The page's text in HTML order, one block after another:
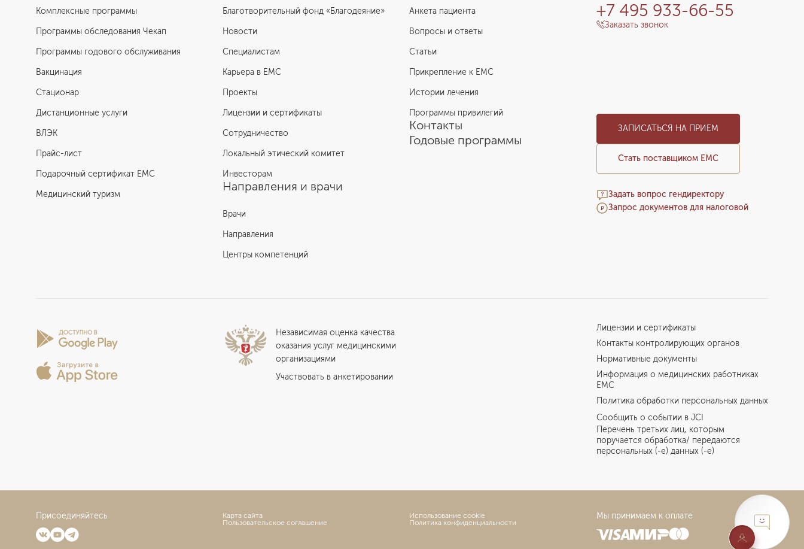
Благотворительный фонд «Благодеяние»
Новости
Специалистам
Карьера в ЕМС
Проекты
Лицензии и сертификаты
Сотрудничество
Локальный этический комитет
Инвесторам
Направления и врачи
Врачи
Направления
Центры компетенций
Комплексные программы
Программы обследования Чекап
Программы годового обслуживания
Вакцинация
Стационар
Дистанционные услуги
ВЛЭК
Прайс-лист
Подарочный сертификат EMC
Медицинский туризм
Анкета пациента
Вопросы и ответы
Статьи
Прикрепление к EMC
Истории лечения
Программы привилегий
Контакты
Годовые программы
+7 495 933-66-55
Заказать звонок
ЗАПИСАТЬСЯ НА ПРИЕМ
Стать поставщиком ЕМС
Задать вопрос гендиректору
Запрос документов для налоговой
Независимая оценка качества
оказания услуг медицинскими
организациями
Участвовать в анкетировании
Лицензии и сертификаты
Контакты контролирующих органов
Нормативные документы
Информация о медицинских работниках
EMC
Политика обработки персональных данных
Сообщить о событии в JCI
Перечень третьих лиц, которым
поручается обработка/ передаются
персональных (-е) данных (-е)
Присоединяйтесь Карта сайта
Использование cookie
Пользовательское соглашение
Политика конфиденциальности
Мы принимаем к оплате